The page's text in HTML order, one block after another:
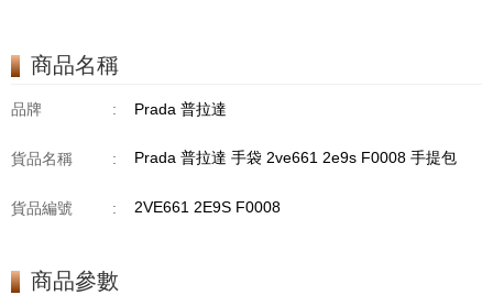
商品名稱
品牌 : Prada 普拉達
貨品名稱 : Prada 普拉達 手袋 2ve661 2e9s F0008 手提包
貨品編號 : 2VE661 2E9S F0008
商品參數